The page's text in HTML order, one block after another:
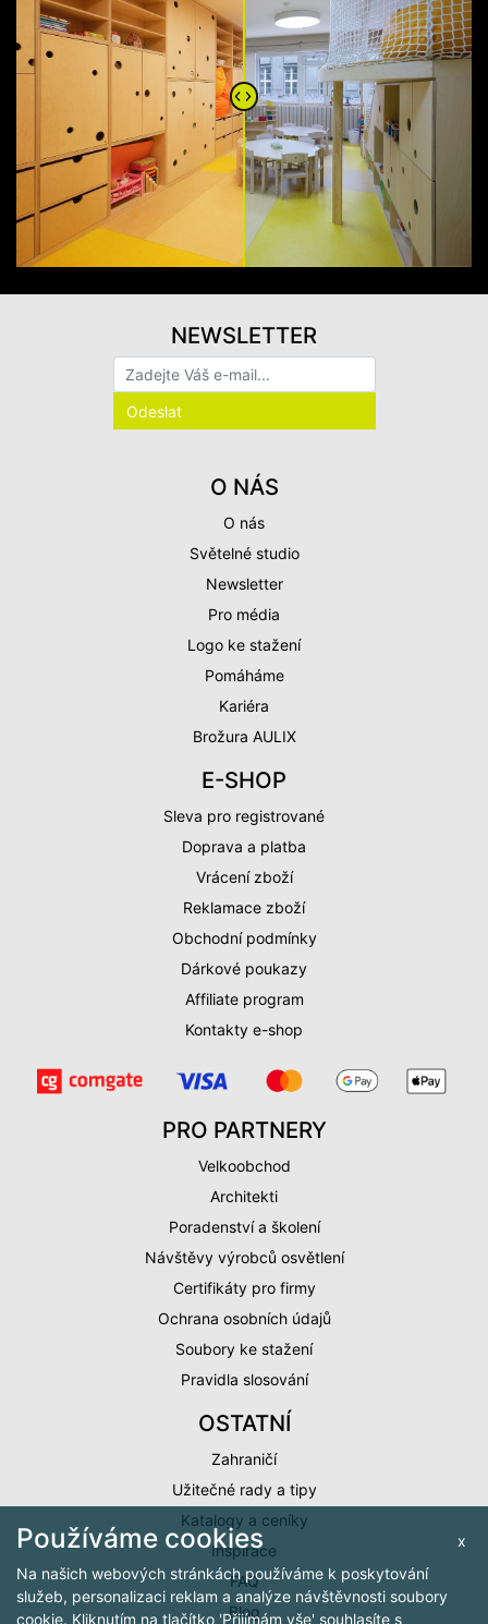
O NÁS
O nás
Světelné studio
Newsletter
Pro média
Logo ke stažení
Pomáháme
Kariéra
Brožura AULIX
E-SHOP
Sleva pro registrované
Doprava a platba
Vrácení zboží
Reklamace zboží
Obchodní podmínky
Dárkové poukazy
Affiliate program
Kontakty e-shop
PRO PARTNERY
Velkoobchod
Architekti
Poradenství a školení
Návštěvy výrobců osvětlení
Certifikáty pro firmy
Ochrana osobních údajů
Soubory ke stažení
Pravidla slosování
OSTATNÍ
Zahraničí
Užitečné rady a tipy
Katalogy a ceníky
Inspirace
FAQ
Blog
NEWSLETTER
x
Používáme cookies
Na našich webových stránkách používáme k poskytování
služeb, personalizaci reklam a analýze návštěvnosti soubory
cookie. Kliknutím na tlačítko 'Přijímám vše' souhlasíte s